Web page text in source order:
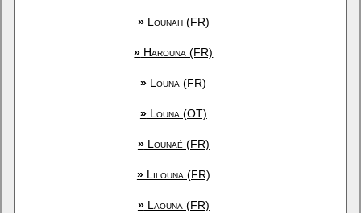
»Lounah (FR)
» Harouna (FR)
» Louna (FR)
»Louna (OT)
»Lounaé (FR)
»Lilouna (FR)
»Laouna (FR)